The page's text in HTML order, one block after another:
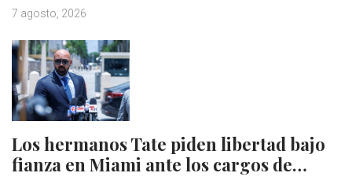
7 agosto, 2026
Los hermanos Tate piden libertad bajo
fianza en Miami ante los cargos de…